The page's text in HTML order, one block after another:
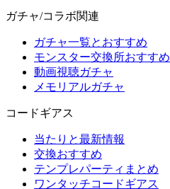
ガチャ/コラボ関連
ガチャ一覧とおすすめ
モンスター交換所おすすめ
動画視聴ガチャ
メモリアルガチャ
コードギアス
当たりと最新情報
交換おすすめ
テンプレパーティまとめ
ワンタッチコードギアス